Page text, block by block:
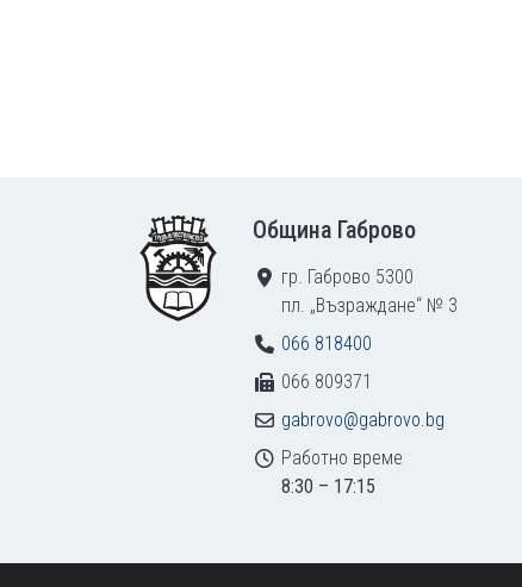
Община Габрово
гр. Габрово 5300
пл. „Възраждане“ № 3
066 818400
066 809371
gabrovo@gabrovo.bg
Работно време
8:30 – 17:15